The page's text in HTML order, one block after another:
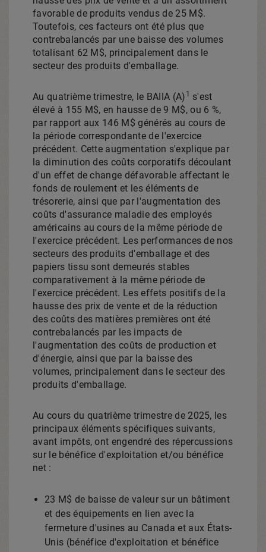
favorable de produits vendus de 25 M$.
Toutefois, ces facteurs ont été plus que
contrebalancés par une baisse des volumes
totalisant 62 M$, principalement dans le
secteur des produits d'emballage.
Au quatrième trimestre, le BAIIA (A) 1
s'est
élevé à 155 M$, en hausse de 9 M$, ou 6 %,
par rapport aux 146 M$ générés au cours de
la période correspondante de l'exercice
précédent. Cette augmentation s'explique par
la diminution des coûts corporatifs découlant
d'un effet de change défavorable affectant le
fonds de roulement et les éléments de
trésorerie, ainsi que par l'augmentation des
coûts d'assurance maladie des employés
américains au cours de la même période de
l'exercice précédent. Les performances de nos
secteurs des produits d'emballage et des
papiers tissu sont demeurés stables
comparativement à la même période de
l'exercice précédent. Les effets positifs de la
hausse des prix de vente et de la réduction
des coûts des matières premières ont été
contrebalancés par les impacts de
l'augmentation des coûts de production et
d'énergie, ainsi que par la baisse des
volumes, principalement dans le secteur des
produits d'emballage.
Au cours du quatrième trimestre de 2025, les
principaux éléments spécifiques suivants,
avant impôts, ont engendré des répercussions
sur le bénéfice d'exploitation et/ou bénéfice
net :
23 M$ de baisse de valeur sur un bâtiment
et des équipements en lien avec la
fermeture d'usines au Canada et aux États-
Unis (bénéfice d'exploitation et bénéfice